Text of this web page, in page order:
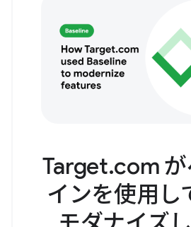
Target.com が
インを使用し